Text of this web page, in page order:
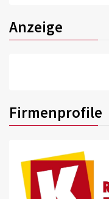
Anzeige
Firmenprofile